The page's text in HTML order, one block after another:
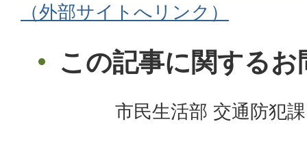
（外部サイトへリンク）
この記事に関する
市民生活部 交通防犯課